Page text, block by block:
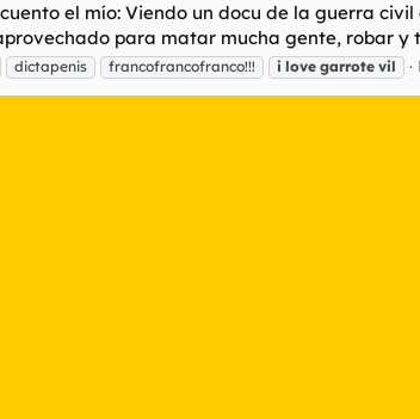
el mío: Viendo un docu de la guerra
para matar mucha gente, robar y
dictapenis francofrancofranco!!! i love garrote vil